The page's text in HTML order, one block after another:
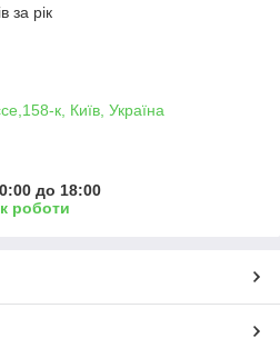
за рік
к, Київ, Україна
до 18:00
роботи